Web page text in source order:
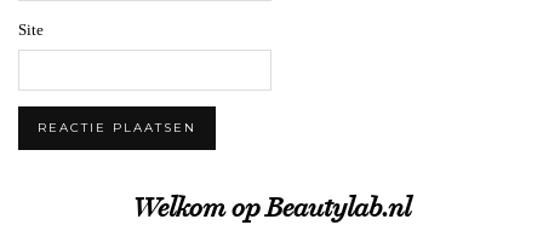
Site
Welkom op Beautylab.nl